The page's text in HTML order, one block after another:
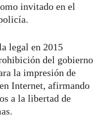
invitado en el
legal en 2015
del gobierno
la impresión de
Internet, afirmando
a la libertad de